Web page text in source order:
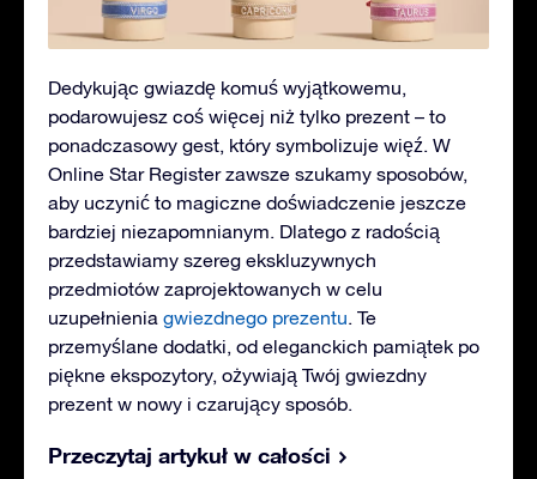
Dedykując gwiazdę komuś wyjątkowemu,
podarowujesz coś więcej niż tylko prezent – to
ponadczasowy gest, który symbolizuje więź. W
Online Star Register zawsze szukamy sposobów,
aby uczynić to magiczne doświadczenie jeszcze
bardziej niezapomnianym. Dlatego z radością
przedstawiamy szereg ekskluzywnych
przedmiotów zaprojektowanych w celu
uzupełnienia gwiezdnego prezentu . Te
przemyślane dodatki, od eleganckich pamiątek po
piękne ekspozytory, ożywiają Twój gwiezdny
prezent w nowy i czarujący sposób.
Przeczytaj artykuł w całości